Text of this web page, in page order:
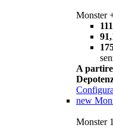
Monster
A
Configura
new
Monster